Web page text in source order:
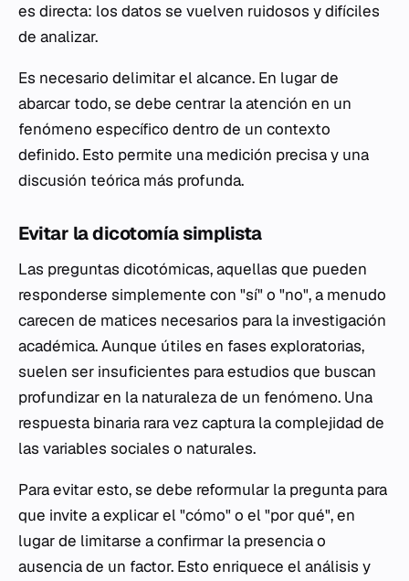
es directa: los datos se vuelven ruidosos y difíciles
de analizar.
Es necesario delimitar el alcance. En lugar de
abarcar todo, se debe centrar la atención en un
fenómeno específico dentro de un contexto
definido. Esto permite una medición precisa y una
discusión teórica más profunda.
Evitar la dicotomía simplista
Las preguntas dicotómicas, aquellas que pueden
responderse simplemente con "sí" o "no", a menudo
carecen de matices necesarios para la investigación
académica. Aunque útiles en fases exploratorias,
suelen ser insuficientes para estudios que buscan
profundizar en la naturaleza de un fenómeno. Una
respuesta binaria rara vez captura la complejidad de
las variables sociales o naturales.
Para evitar esto, se debe reformular la pregunta para
que invite a explicar el "cómo" o el "por qué", en
lugar de limitarse a confirmar la presencia o
ausencia de un factor. Esto enriquece el análisis y